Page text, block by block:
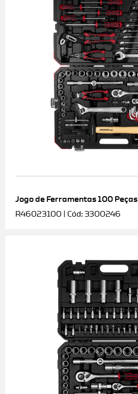
Jogo de Ferramentas 100 Peças
R46023100 | Cód: 3300246